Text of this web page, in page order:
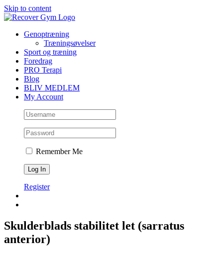
Skip to content
Genoptræning
Træningsøvelser
Sport og træning
Foredrag
PRO Terapi
Blog
BLIV MEDLEM
My Account
Remember Me
Register
Skulderblads stabilitet let (sarratus
anterior)